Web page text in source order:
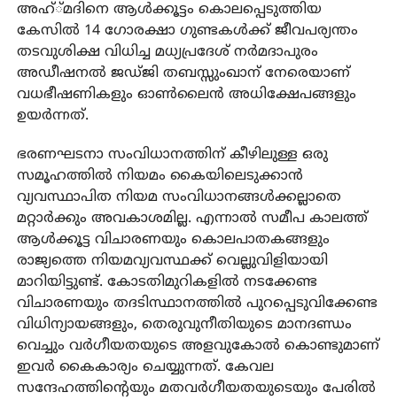
അഹ്്മദിനെ ആള്‍ക്കൂട്ടം കൊലപ്പെടുത്തിയ
കേസില്‍ 14 ഗോരക്ഷാ ഗുണ്ടകള്‍ക്ക് ജീവപര്യന്തം
തടവുശിക്ഷ വിധിച്ച മധ്യപ്രദേശ് നര്‍മദാപുരം
അഡീഷനല്‍ ജഡ്ജി തബസ്സുംഖാന് നേരെയാണ്
വധഭീഷണികളും ഓണ്‍ലൈന്‍ അധിക്ഷേപങ്ങളും
ഉയര്‍ന്നത്.
ഭരണഘടനാ സംവിധാനത്തിന് കീഴിലുള്ള ഒരു
സമൂഹത്തില്‍ നിയമം കൈയിലെടുക്കാന്‍
വ്യവസ്ഥാപിത നിയമ സംവിധാനങ്ങള്‍ക്കല്ലാതെ
മറ്റാര്‍ക്കും അവകാശമില്ല. എന്നാല്‍ സമീപ കാലത്ത്
ആള്‍ക്കൂട്ട വിചാരണയും കൊലപാതകങ്ങളും
രാജ്യത്തെ നിയമവ്യവസ്ഥക്ക് വെല്ലുവിളിയായി
മാറിയിട്ടുണ്ട്. കോടതിമുറികളില്‍ നടക്കേണ്ട
വിചാരണയും തദടിസ്ഥാനത്തില്‍ പുറപ്പെടുവിക്കേണ്ട
വിധിന്യായങ്ങളും, തെരുവുനീതിയുടെ മാനദണ്ഡം
വെച്ചും വര്‍ഗീയതയുടെ അളവുകോല്‍ കൊണ്ടുമാണ്
ഇവര്‍ കൈകാര്യം ചെയ്യുന്നത്. കേവല
സന്ദേഹത്തിന്റെയും മതവര്‍ഗീയതയുടെയും പേരില്‍